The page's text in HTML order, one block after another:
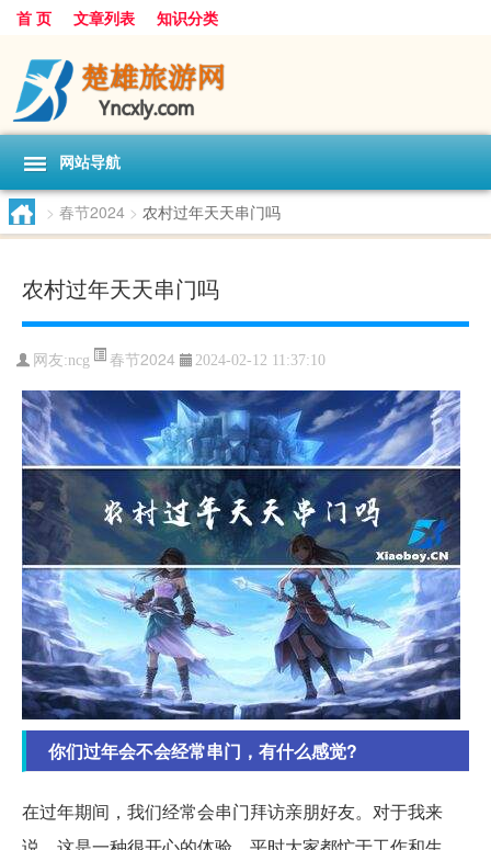
首 页 文章列表 知识分类
网站导航
> 春节2024 > 农村过年天天串门吗
农村过年天天串门吗
网友:ncg 春节2024 2024-02-12 11:37:10
你们过年会不会经常串门，有什么感觉?
在过年期间，我们经常会串门拜访亲朋好友。对于我来